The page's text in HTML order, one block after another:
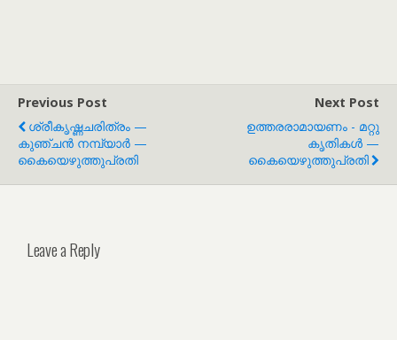
Previous Post
ശ്രീകൃഷ്ണചരിത്രം —
കുഞ്ചൻ നമ്പ്യാർ —
കൈയെഴുത്തുപ്രതി
Next Post
ഉത്തരരാമായണം - മറ്റു
കൃതികൾ —
കൈയെഴുത്തുപ്രതി
Leave a Reply